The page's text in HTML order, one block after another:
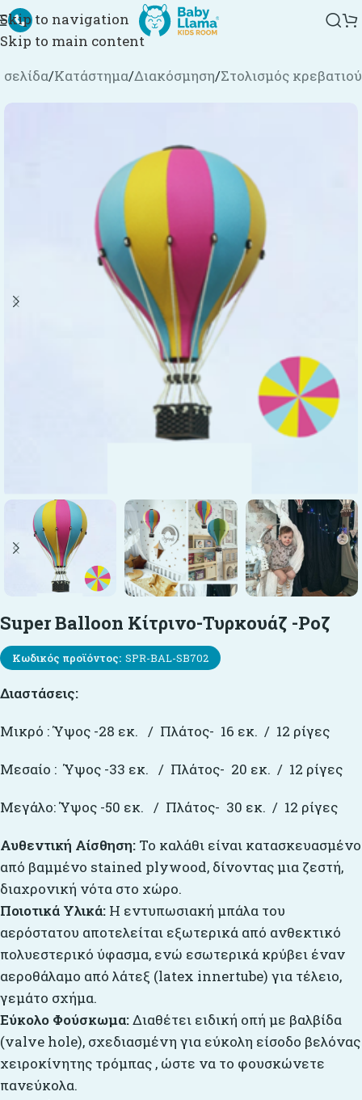
Skip to navigation
Skip to main content
/Κατάστημα/Διακόσμηση/Στολισμός κρεβατιού
Super Balloon Κίτρινο-Τυρκουάζ -Ροζ
Κωδικός προϊόντος: SPR-BAL-SB702
Διαστάσεις:
Μικρό : Ύψος -28 εκ. / Πλάτος- 16 εκ. / 12 ρίγες
Μεσαίο : Ύψος -33 εκ. / Πλάτος- 20 εκ. / 12 ρίγες
Μεγάλο: Ύψος -50 εκ. / Πλάτος- 30 εκ. / 12 ρίγες
Αυθεντική Αίσθηση: Το καλάθι είναι κατασκευασμένο
από βαμμένο stained plywood, δίνοντας μια ζεστή,
διαχρονική νότα στο χώρο.
Ποιοτικά Υλικά: Η εντυπωσιακή μπάλα του
αερόστατου αποτελείται εξωτερικά από ανθεκτικό
πολυεστερικό ύφασμα, ενώ εσωτερικά κρύβει έναν
αεροθάλαμο από λάτεξ (latex innertube) για τέλειο,
γεμάτο σχήμα.
Εύκολο Φούσκωμα:Διαθέτει ειδική οπή με βαλβίδα
(valve hole), σχεδιασμένη για εύκολη είσοδο βελόνας
χειροκίνητης τρόμπας , ώστε να το φουσκώνετε
πανεύκολα.